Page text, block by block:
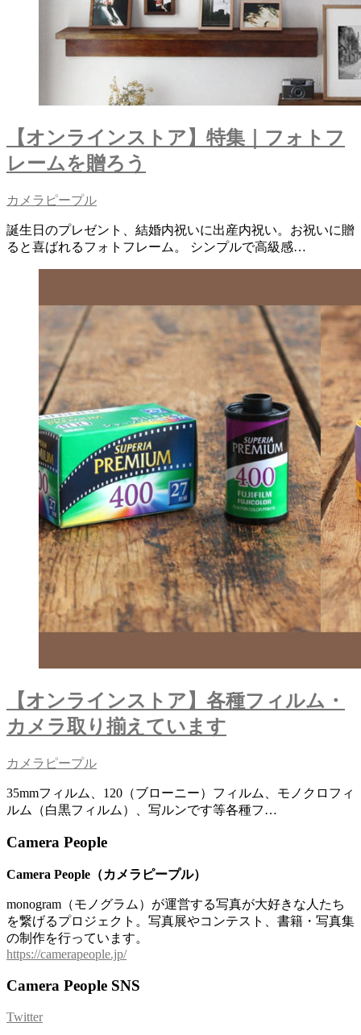
【オンラインストア】特集｜フォトフ
レームを贈ろう
カメラピープル
誕生日のプレゼント、結婚内祝いに出産内祝い。お祝いに贈
ると喜ばれるフォトフレーム。 シンプルで高級感…
【オンラインストア】各種フィルム・
カメラ取り揃えています
カメラピープル
35mmフィルム、120（ブローニー）フィルム、モノクロフィ
ルム（白黒フィルム）、写ルンです等各種フ…
Camera People
Camera People（カメラピープル）
monogram（モノグラム）が運営する写真が大好きな人たち
を繋げるプロジェクト。写真展やコンテスト、書籍・写真集
の制作を行っています。
https://camerapeople.jp/
Camera People SNS
Twitter